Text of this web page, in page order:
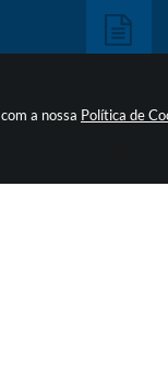
a nossa Política de